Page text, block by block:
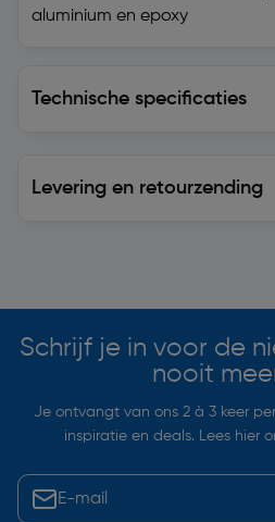
aluminium en epoxy
Technische specificaties
Levering en retourzending
Schrijf je in voor de
nooit
Je ontvangt van ons 2 à 3 keer
inspiratie en deals. Lees hier